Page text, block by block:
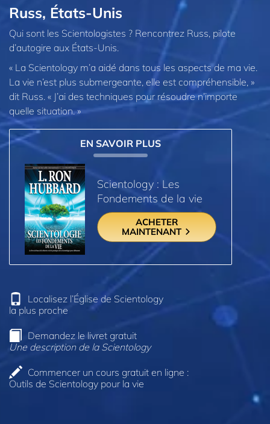
Russ, États-Unis
Qui sont les Scientologistes ? Rencontrez Russ, pilote
d’autogire aux États-Unis.
« La Scientology m’a aidé dans tous les aspects de ma vie.
La vie n’est plus submergeante, elle est compréhensible, »
dit Russ. « J’ai des techniques pour résoudre n’importe
quelle situation. »
EN SAVOIR PLUS
Scientology : Les
Fondements de la vie
ACHETER
MAINTENANT
Localisez l’Église de Scientology
la plus proche
Demandez le livret gratuit
Une description de la Scientology
Commencer un cours gratuit en ligne :
Outils de Scientology pour la vie